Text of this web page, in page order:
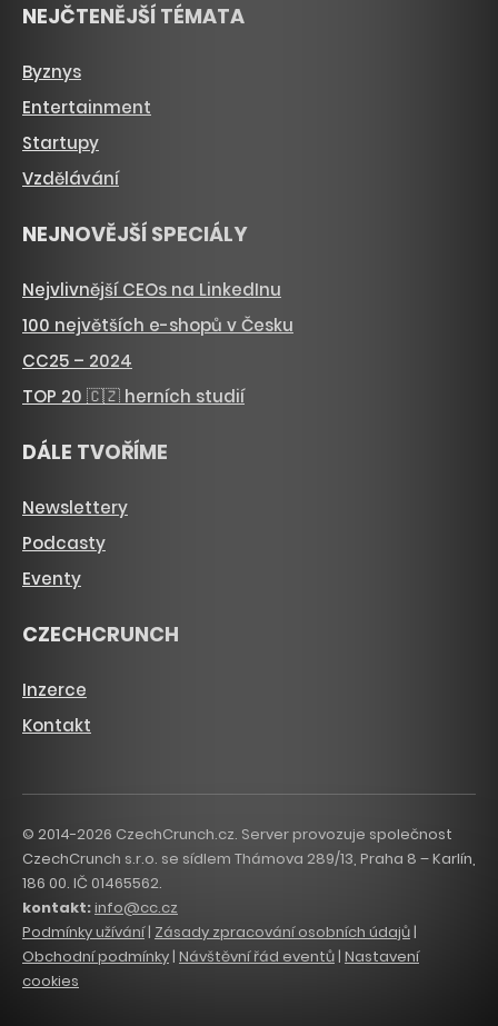
NEJČTENĚJŠÍ TÉMATA
Byznys
Entertainment
Startupy
Vzdělávání
NEJNOVĚJŠÍ SPECIÁLY
Nejvlivnější CEOs na LinkedInu
100 největších e-shopů v Česku
CC25 – 2024
TOP 20 🇨🇿 herních studií
DÁLE TVOŘÍME
Newslettery
Podcasty
Eventy
CZECHCRUNCH
Inzerce
Kontakt
© 2014-2026 CzechCrunch.cz. Server provozuje společnost
CzechCrunch s.r.o. se sídlem Thámova 289/13, Praha 8 – Karlín,
186 00. IČ 01465562.
kontakt:info@cc.cz
Podmínky užívání| Zásady zpracování osobních údajů|
Obchodní podmínky| Návštěvní řád eventů | Nastavení
cookies